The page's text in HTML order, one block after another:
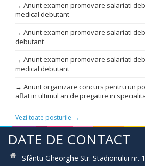
→ Anunt examen promovare salariati
medical debutant
→ Anunt examen promovare salariati
debutant
→ Anunt examen promovare salariati
medical debutant
→ Anunt organizare concurs pentru un
aflat in ultimul an de pregatire in
Vezi toate posturile →
DATE DE CONTACT
Sfântu Gheorghe Str. Stadionului nr.